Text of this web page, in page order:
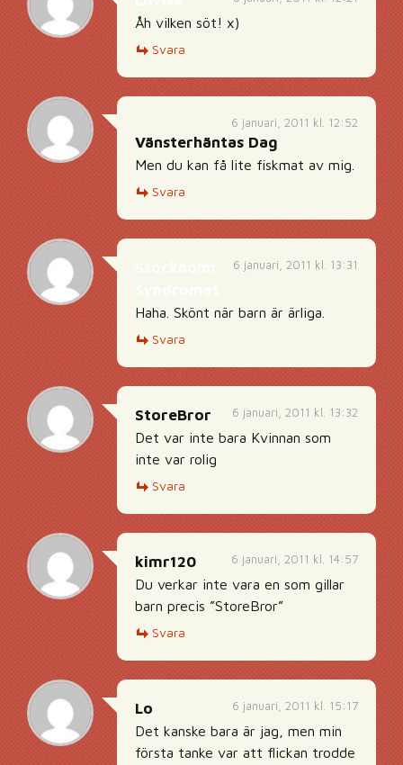
Åh vilken söt! x)
Svara
6 januari, 2011 kl. 12:52
Vänsterhäntas Dag
Men du kan få lite fiskmat av mig.
Svara
6 januari, 2011 kl. 13:31
Haha. Skönt när barn är ärliga.
Svara
6 januari, 2011 kl. 13:32
StoreBror
Det var inte bara Kvinnan som
inte var rolig
Svara
6 januari, 2011 kl. 14:57
kimr120
Du verkar inte vara en som gillar
barn precis ”StoreBror”
Svara
6 januari, 2011 kl. 15:17
Lo
Det kanske bara är jag, men min
första tanke var att flickan trodde